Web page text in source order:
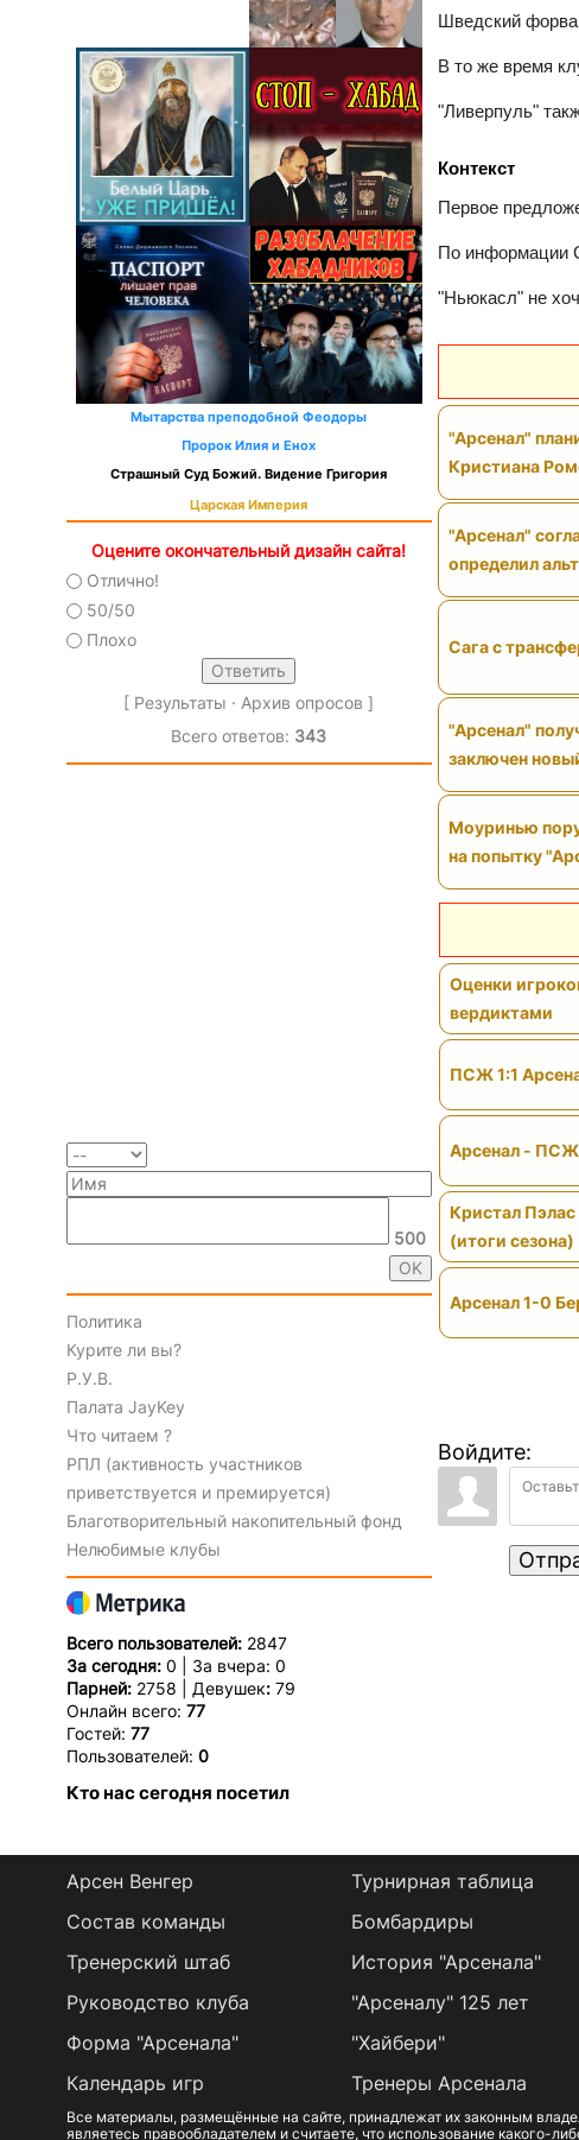
Мытарства преподобной Феодоры
Пророк Илия и Енох
Страшный Суд Божий. Видение Григория
Царская Империя
Оцените окончательный дизайн сайта!
Отлично!
50/50
Плохо
[ Результаты · Архив опросов ]
Всего ответов: 343
500
Политика
Курите ли вы?
Р.У.В.
Палата JayKey
Что читаем ?
РПЛ (активность участников
приветствуется и премируется)
Благотворительный накопительный фонд
Нелюбимые клубы
Всего пользователей: 2847
За сегодня: 0 | За вчера: 0
Парней: 2758 | Девушек:79
Онлайн всего: 77
Гостей: 77
Пользователей: 0
Кто нас сегодня посетил
Шведский
В то же время
"Ливерпуль"
Контекст
Первое
По информации
"Ньюкасл" не
"Арсенал"
Кристиана
"Арсенал"
определил
Сага с
"Арсенал"
заключен
Моуринью
на попытку
Оценки
вердиктами
ПСЖ 1:1
Арсенал -
Кристал
(итоги сезона)
Арсенал 1-0
Войдите:
Арсен Венгер
Состав команды
Тренерский штаб
Руководство клуба
Форма "Арсенала"
Календарь игр
Турнирная таблица
Бомбардиры
История "Арсенала"
"Арсеналу" 125 лет
"Хайбери"
Тренеры Арсенала
Все материалы, размещённые на сайте, принадлежат их законным
являетесь правообладателем и считаете, что использование какого-